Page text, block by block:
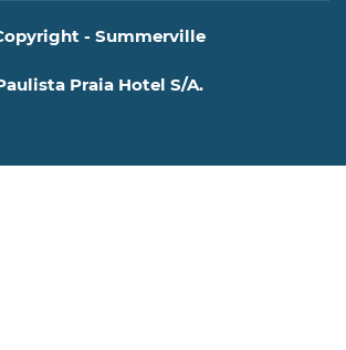
- Summerville
Praia Hotel S/A.